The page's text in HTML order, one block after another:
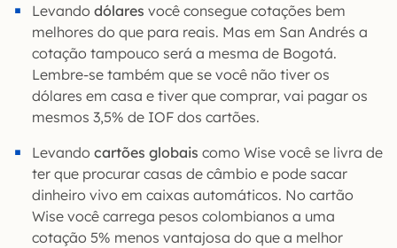
Levando dólares você consegue cotações bem
melhores do que para reais. Mas em San Andrés a
cotação tampouco será a mesma de Bogotá.
Lembre-se também que se você não tiver os
dólares em casa e tiver que comprar, vai pagar os
mesmos 3,5% de IOF dos cartões.
Levando cartões globais como Wise você se livra de
ter que procurar casas de câmbio e pode sacar
dinheiro vivo em caixas automáticos. No cartão
Wise você carrega pesos colombianos a uma
cotação 5% menos vantajosa do que a melhor